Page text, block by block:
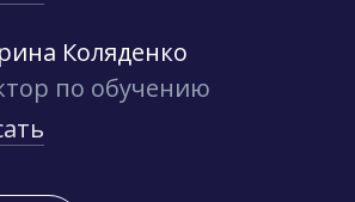
Коляденко
по обучению